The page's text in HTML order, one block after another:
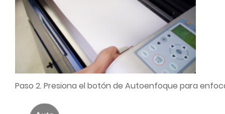
Paso 2. Presiona el botón de Autoenfoque para